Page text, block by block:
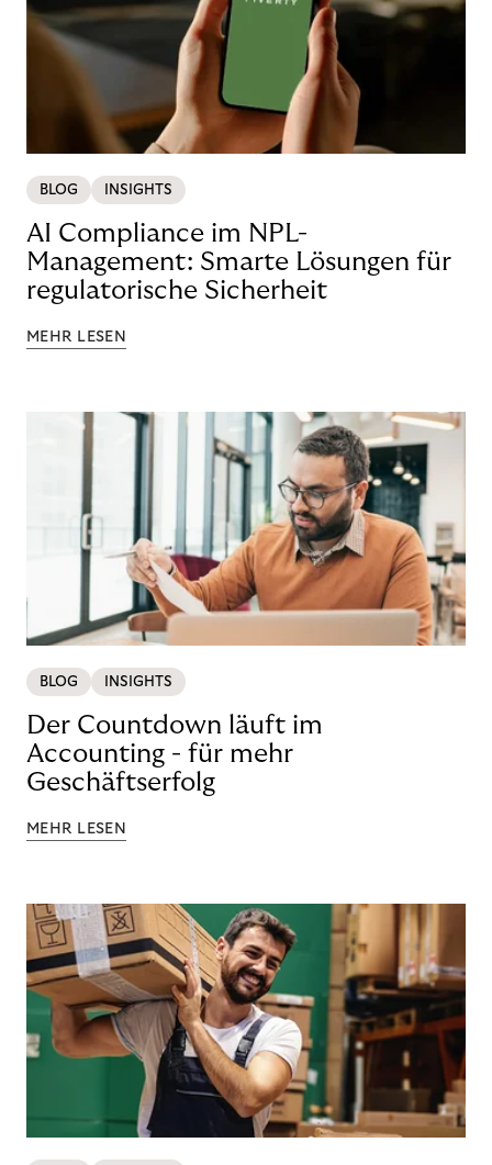
BLOG INSIGHTS
AI Compliance im NPL-
Management: Smarte Lösungen für
regulatorische Sicherheit
MEHR LESEN
BLOG INSIGHTS
Der Countdown läuft im
Accounting - für mehr
Geschäftserfolg
MEHR LESEN